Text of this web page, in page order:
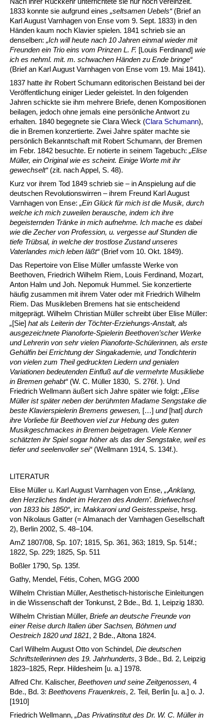
1833 konnte sie aufgrund eines „seltsamen Uebels“(Brief an
Karl August Varnhagen von Ense vom 9. Sept. 1833) in den
Händen kaum noch Klavier spielen. 1841 schrieb sie an
denselben: „Ich will heute nach 10 Jahren einmal wieder mit
Freunden ein Trio eins vom Prinzen L. F. [Louis Ferdinand] wie
ich es nehml. mit. m. schwachen Händen zu Ende bringe“
(Brief an Karl August Varnhagen von Ense vom 19. Mai 1841).
1837 hatte ihr Robert Schumann editorischen Beistand bei der
Veröffentlichung einiger Lieder geleistet. In den folgenden
Jahren schickte sie ihm mehrere Briefe, denen Kompositionen
beilagen, jedoch ohne jemals eine persönliche Antwort zu
erhalten. 1840 begegnete sie Clara Wieck (Clara Schumann),
die in Bremen konzertierte. Zwei Jahre später machte sie
persönlich Bekanntschaft mit Robert Schumann, der Bremen
im Febr. 1842 besuchte. Er notierte in seinem Tagebuch: „Elise
Müller, ein Original wie es scheint. Einige Worte mit ihr
gewechselt“(zit. nach Appel, S. 48).
Kurz vor ihrem Tod 1849 schrieb sie – in Anspielung auf die
deutschen Revolutionswirren – ihrem Freund Karl August
Varnhagen von Ense: „Ein Glück für mich ist die Musik, durch
welche ich mich zuweilen berausche, indem ich ihre
begeisternden Tränke in mich aufnehme. Ich mache es dabei
wie die Zecher von Profession, u. vergesse auf Stunden die
tiefe Trübsal, in welche der trostlose Zustand unseres
Vaterlandes mich leben läßt“(Brief vom 10. Okt. 1849).
Das Repertoire von Elise Müller umfasste Werke von
Beethoven, Friedrich Wilhelm Riem, Louis Ferdinand, Mozart,
Anton Halm und Joh. Nepomuk Hummel. Sie konzertierte
häufig zusammen mit ihrem Vater oder mit Friedrich Wilhelm
Riem. Das Musikleben Bremens hat sie entscheidend
mitgeprägt. Wilhelm Christian Müller schreibt über Elise Müller:
„[Sie] hat als Leiterin der Töchter-Erziehungs-Anstalt, als
ausgezeichnete Pianoforte-Spielerin Beethoven’scher Werke
und Lehrerin von sehr vielen Pianoforte-Schülerinnen, als erste
Gehülfin bei Errichtung der Singakademie, und Tondichterin
von vielen zum Theil gedruckten Liedern und genialen
Variationen bedeutenden Einfluß auf die vermehrte Musikliebe
in Bremen gehabt“(W. C. Müller 1830, S. 276f. ). Und
Friedrich Wellmann äußert sich Jahre später wie folgt: „Elise
Müller ist später neben der berühmten Madame Sengstake die
beste Klavierspielerin Bremens gewesen, […] und [hat] durch
ihre Vorliebe für Beethoven viel zur Hebung des guten
Musikgeschmackes in Bremen beigetragen. Viele Kenner
schätzten ihr Spiel sogar höher als das der Sengstake, weil es
tiefer und seelenvoller sei“(Wellmann 1914, S. 134f.).
LITERATUR
Elise Müller u. Karl August Varnhagen von Ense, „‚Anklang,
den Herzliches findet im Herzen des Andern’. Briefwechsel
von 1833 bis 1850“, in: Makkaroni und Geistesspeise, hrsg.
von Nikolaus Gatter (= Almanach der Varnhagen Gesellschaft
2), Berlin 2002, S. 48–104.
AmZ 1807/08, Sp. 107; 1815, Sp. 361, 363; 1819, Sp. 514f.;
1822, Sp. 229; 1825, Sp. 511
Boßler 1790, Sp. 135f.
Gathy, Mendel, Fétis, Cohen, MGG 2000
Wilhelm Christian Müller, Aesthetisch-historische Einleitungen
in die Wissenschaft der Tonkunst, 2 Bde., Bd. 1, Leipzig 1830.
Wilhelm Christian Müller, Briefe an deutsche Freunde von
einer Reise durch Italien über Sachsen, Böhmen und
Oestreich 1820 und 1821, 2 Bde., Altona 1824.
Carl Wilhelm August Otto von Schindel, Die deutschen
Schriftstellerinnen des 19. Jahrhunderts, 3 Bde., Bd. 2, Leipzig
1823–1825, Repr. Hildesheim [u. a.] 1978.
Alfred Chr. Kalischer, Beethoven und seine Zeitgenossen, 4
Bde., Bd. 3: Beethovens Frauenkreis, 2. Teil, Berlin [u. a.] o. J.
[1910]
Friedrich Wellmann, „Das Privatinstitut des Dr. W. C. Müller in